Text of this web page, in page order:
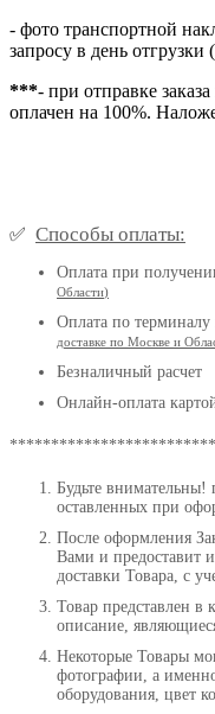
- фото транспортной
запросу в день
***- при отправке
оплачен на 100%.
✅ Способы оплаты:
Оплата при
Области)
Оплата по терминалу
доставке по Москве и
Безналичный расчет
Онлайн-оплата
Будьте внимательны!
оставленных при
После оформления
Вами и предоставит
доставки Товара, с
Товар представлен в
описание,
Некоторые Товары
фотографии, а
оборудования, цвет